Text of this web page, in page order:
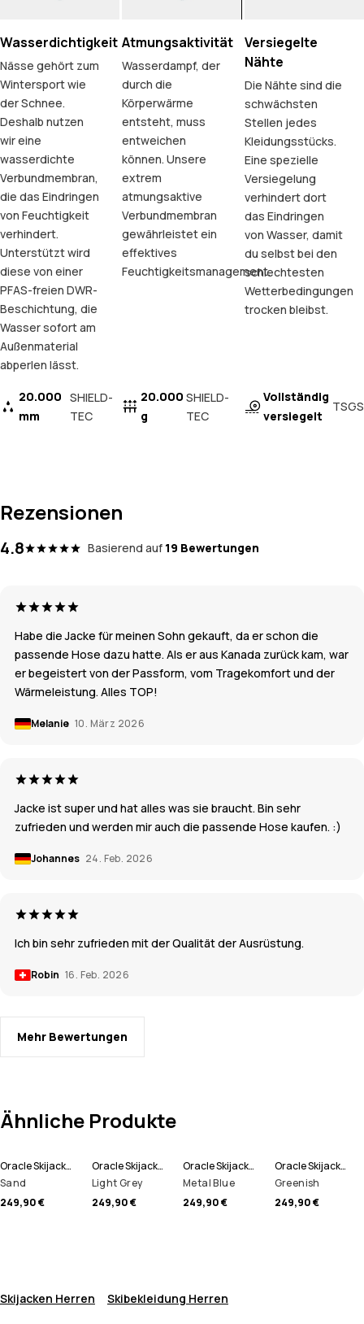
Wasserdichtigkeit
Nässe gehört zum
Wintersport wie
der Schnee.
Deshalb nutzen
wir eine
wasserdichte
Verbundmembran,
die das Eindringen
von Feuchtigkeit
verhindert.
Unterstützt wird
diese von einer
PFAS-freien DWR-
Beschichtung, die
Wasser sofort am
Außenmaterial
abperlen lässt.
20.000
mm
SHIELD-
TEC
Atmungsaktivität
Wasserdampf, der
durch die
Körperwärme
entsteht, muss
entweichen
können. Unsere
extrem
atmungsaktive
Verbundmembran
gewährleistet ein
effektives
Feuchtigkeitsmanagement.
20.000
g
SHIELD-
TEC
Versiegelte
Nähte
Die Nähte sind die
schwächsten
Stellen jedes
Kleidungsstücks.
Eine spezielle
Versiegelung
verhindert dort
das Eindringen
von Wasser, damit
du selbst bei den
schlechtesten
Wetterbedingungen
trocken bleibst.
Vollständig
versiegelt
TSGS
Rezensionen
4.8 Basierend auf 19 Bewertungen
Habe die Jacke für meinen Sohn gekauft, da er schon die
passende Hose dazu hatte. Als er aus Kanada zurück kam, war
er begeistert von der Passform, vom Tragekomfort und der
Wärmeleistung. Alles TOP!
Melanie 10. März 2026
Jacke ist super und hat alles was sie braucht. Bin sehr
zufrieden und werden mir auch die passende Hose kaufen. :)
Johannes 24. Feb. 2026
Ich bin sehr zufrieden mit der Qualität der Ausrüstung.
Robin 16. Feb. 2026
Mehr Bewertungen
Ähnliche Produkte
Oracle Skijacke Herren
Sand
249,90 €
Oracle Skijacke Herren
Light Grey
249,90 €
Oracle Skijacke Herren
Metal Blue
249,90 €
Oracle Skijacke Herren
Greenish
249,90 €
Skijacken Herren Skibekleidung Herren